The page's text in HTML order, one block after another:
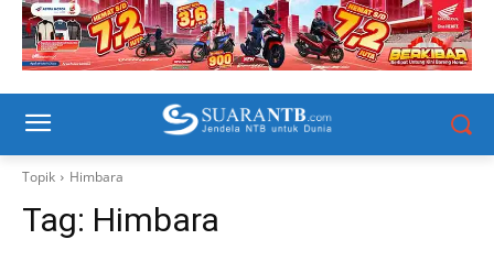
Topik Himbara
Tag: Himbara